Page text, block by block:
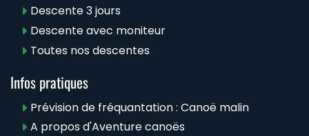
Descente 3 jours
Descente avec moniteur
Toutes nos descentes
Infos pratiques
Prévision de fréquantation : Canoë malin
A propos d'Aventure canoës